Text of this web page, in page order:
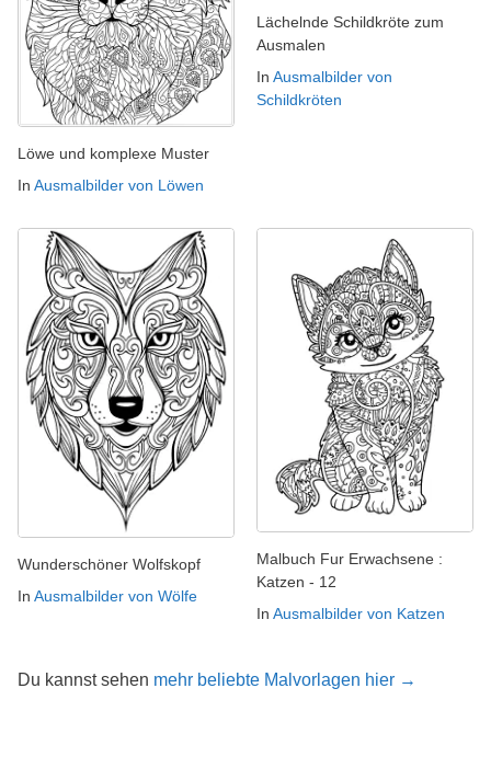
Löwe und komplexe Muster
In Ausmalbilder von Löwen
Lächelnde Schildkröte zum
Ausmalen
In Ausmalbilder von
Schildkröten
Wunderschöner Wolfskopf
In Ausmalbilder von Wölfe
Malbuch Fur Erwachsene :
Katzen - 12
In Ausmalbilder von Katzen
Du kannst sehen mehr beliebte Malvorlagen hier →